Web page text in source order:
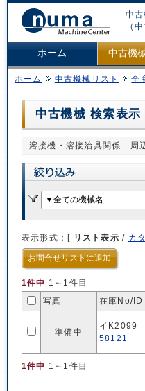
中
（
ホーム 中古機
ホーム 中古機械リスト 全
中古機械 検索表
溶接機・溶接治具関係 周
表示形式：[ リスト表示 / カ
お問合せリストに追加
1件中 1～1件目
写真
在庫No/ID
1件中 1～1件目
準備中
イK2099
58121